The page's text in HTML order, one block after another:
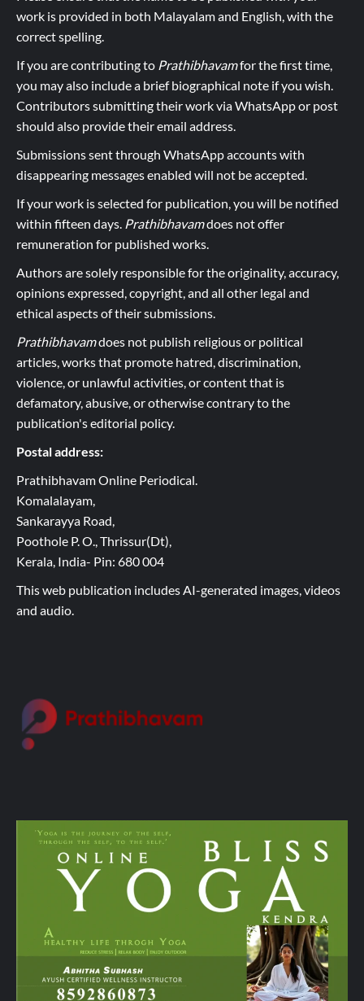
work is provided in both Malayalam and English, with the
correct spelling.
If you are contributing to Prathibhavamfor the first time,
you may also include a brief biographical note if you wish.
Contributors submitting their work via WhatsApp or post
should also provide their email address.
Submissions sent through WhatsApp accounts with
disappearing messages enabled will not be accepted.
If your work is selected for publication, you will be notified
within fifteen days. Prathibhavamdoes not offer
remuneration for published works.
Authors are solely responsible for the originality, accuracy,
opinions expressed, copyright, and all other legal and
ethical aspects of their submissions.
Prathibhavamdoes not publish religious or political
articles, works that promote hatred, discrimination,
violence, or unlawful activities, or content that is
defamatory, abusive, or otherwise contrary to the
publication's editorial policy.
Postal address:
Prathibhavam Online Periodical.
Komalalayam,
Sankarayya Road,
Poothole P. O., Thrissur(Dt),
Kerala, India- Pin: 680 004
This web publication includes AI-generated images, videos
and audio.